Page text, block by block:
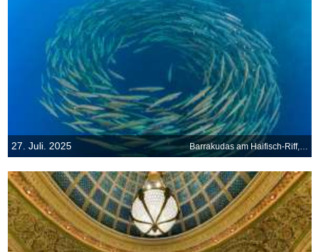
27. Juli. 2025